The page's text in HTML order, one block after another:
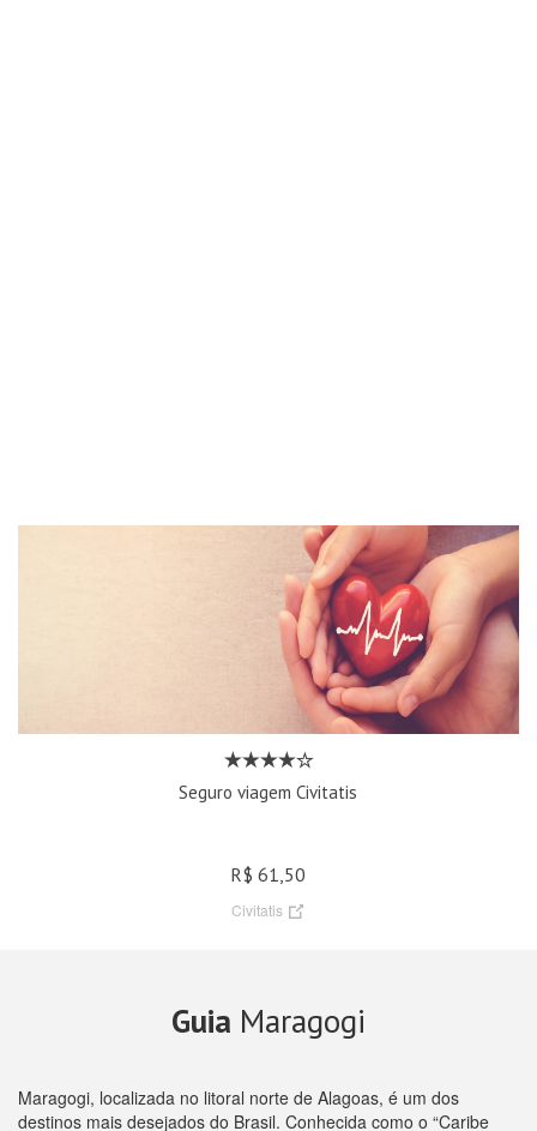
Seguro viagem Civitatis
R$ 61,50
Civitatis
Guia Maragogi
Maragogi, localizada no litoral norte de Alagoas, é um dos
destinos mais desejados do Brasil. Conhecida como o “Caribe